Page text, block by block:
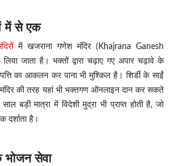
में से एक
में खजराना गणेश मंदिर (Khajrana Ganesh
जाता है। भक्तों द्वारा चढ़ाए गए अपार चढ़ावे के
का आकलन कर पाना भी मुश्किल है। शिर्डी के साईं
मंदिर की तरह यहां भी भक्तगण ऑनलाइन दान कर सकते
बड़ी मात्रा में विदेशी मुद्रा भी प्राप्त होती है, जो
दर्शाता है।
भोजन सेवा